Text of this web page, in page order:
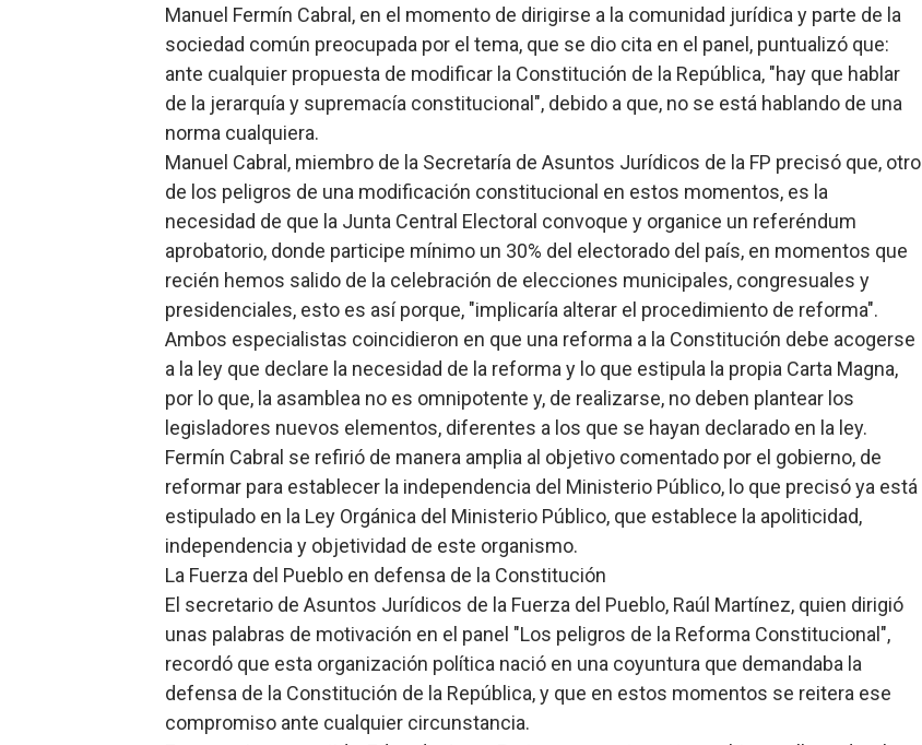
Manuel Fermín Cabral, en el momento de dirigirse a la comunidad jurídica y parte de la
sociedad común preocupada por el tema, que se dio cita en el panel, puntualizó que:
ante cualquier propuesta de modificar la Constitución de la República, "hay que hablar
de la jerarquía y supremacía constitucional", debido a que, no se está hablando de una
norma cualquiera.
Manuel Cabral, miembro de la Secretaría de Asuntos Jurídicos de la FP precisó que, otro
de los peligros de una modificación constitucional en estos momentos, es la
necesidad de que la Junta Central Electoral convoque y organice un referéndum
aprobatorio, donde participe mínimo un 30% del electorado del país, en momentos que
recién hemos salido de la celebración de elecciones municipales, congresuales y
presidenciales, esto es así porque, "implicaría alterar el procedimiento de reforma".
Ambos especialistas coincidieron en que una reforma a la Constitución debe acogerse
a la ley que declare la necesidad de la reforma y lo que estipula la propia Carta Magna,
por lo que, la asamblea no es omnipotente y, de realizarse, no deben plantear los
legisladores nuevos elementos, diferentes a los que se hayan declarado en la ley.
Fermín Cabral se refirió de manera amplia al objetivo comentado por el gobierno, de
reformar para establecer la independencia del Ministerio Público, lo que precisó ya está
estipulado en la Ley Orgánica del Ministerio Público, que establece la apoliticidad,
independencia y objetividad de este organismo.
La Fuerza del Pueblo en defensa de la Constitución
El secretario de Asuntos Jurídicos de la Fuerza del Pueblo, Raúl Martínez, quien dirigió
unas palabras de motivación en el panel "Los peligros de la Reforma Constitucional",
recordó que esta organización política nació en una coyuntura que demandaba la
defensa de la Constitución de la República, y que en estos momentos se reitera ese
compromiso ante cualquier circunstancia.